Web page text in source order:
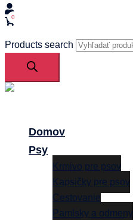
0
Products search
Domov
Psy
Krmivo pre psov
Kapsičky pre psov
Cestovanie
Pamlsky a odmeny